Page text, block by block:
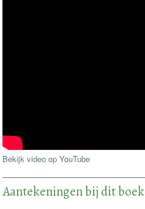
Bekijk video op YouTube
Aantekeningen bij dit boek